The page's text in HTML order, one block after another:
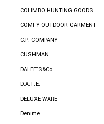
COLIMBO HUNTING GOODS
COMFY OUTDOOR GARMENT
C.P. COMPANY
CUSHMAN
DALEE'S&Co
D.A.T.E.
DELUXE WARE
Denime